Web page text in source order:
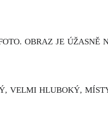
OBRAZ JE ÚŽASNĚ
VELMI HLUBOKÝ,